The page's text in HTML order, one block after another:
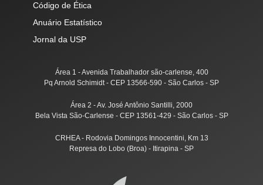
Código de Ética
Anuário Estatístico
Jornal da USP
Área 1 - Avenida Trabalhador são-carlense, 400
Pq Arnold Schimidt - CEP 13566-590 - São Carlos - SP
Área 2 - Av. José Antônio Santilli, 2000
Bela Vista São-Carlense - CEP 13561-429 - São Carlos - SP
CRHEA - Rodovia Domingos Innocentini, Km 13
Represa do Lobo (Broa) - Itirapina - SP